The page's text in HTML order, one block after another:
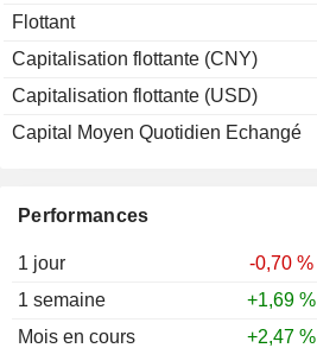
Performances
1 jour
-0,70 %
1 semaine
+1,69 %
Mois en cours
+2,47 %
Flottant
Capitalisation flottante (CNY)
Capitalisation flottante (USD)
Capital Moyen Quotidien Echangé